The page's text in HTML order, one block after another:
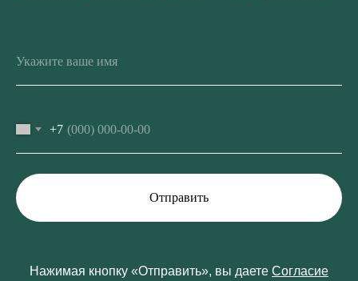
+7
Отправить
Нажимая кнопку «Отправить», вы даете Согласие